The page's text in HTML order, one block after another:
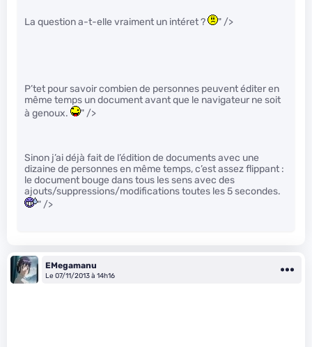
La question a-t-elle vraiment un intéret ? " />
P’tet pour savoir combien de personnes peuvent éditer en
même temps un document avant que le navigateur ne soit
à genoux.
" />
Sinon j’ai déjà fait de l’édition de documents avec une
dizaine de personnes en même temps, c’est assez flippant :
le document bouge dans tous les sens avec des
ajouts/suppressions/modifications toutes les 5 secondes.
" />
EMegamanu
Le 07/11/2013 à 14h16